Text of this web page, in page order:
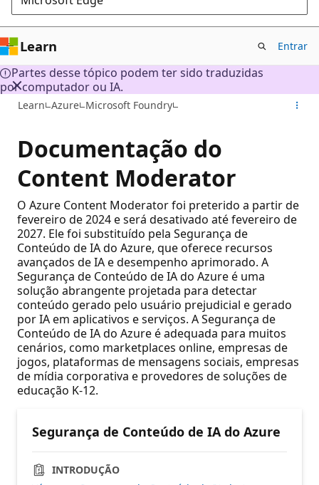
Learn Entrar
Partes desse tópico podem ter sido traduzidas
por computador ou IA.
Learn Azure Microsoft Foundry
Documentação do
Content Moderator
O Azure Content Moderator foi preterido a partir de
fevereiro de 2024 e será desativado até fevereiro de
2027. Ele foi substituído pela Segurança de
Conteúdo de IA do Azure, que oferece recursos
avançados de IA e desempenho aprimorado. A
Segurança de Conteúdo de IA do Azure é uma
solução abrangente projetada para detectar
conteúdo gerado pelo usuário prejudicial e gerado
por IA em aplicativos e serviços. A Segurança de
Conteúdo de IA do Azure é adequada para muitos
cenários, como marketplaces online, empresas de
jogos, plataformas de mensagens sociais, empresas
de mídia corporativa e provedores de soluções de
educação K-12.
Segurança de Conteúdo de IA do Azure
INTRODUÇÃO